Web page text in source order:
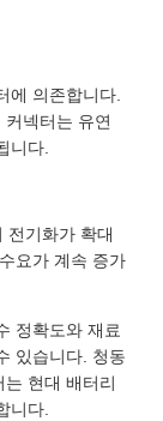
에 의존합니다.
넥터는 유연
니다.
전기화가 확대
요가 계속 증가
정확도와 재료
있습니다. 청동
현대 배터리
니다.